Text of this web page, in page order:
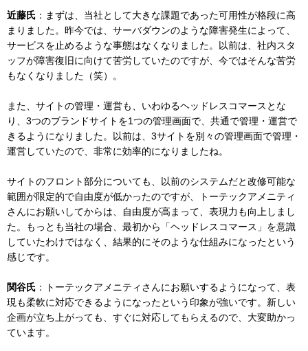
近藤氏 ：まずは、当社として大きな課題であった可用性が格段に高
まりました。昨今では、サーバダウンのような障害発生によって、
サービスを止めるような事態はなくなりました。以前は、社内スタ
ッフが障害復旧に向けて苦労していたのですが、今ではそんな苦労
もなくなりました（笑）。
また、サイトの管理・運営も、いわゆるヘッドレスコマースとな
り、3つのブランドサイトを1つの管理画面で、共通で管理・運営で
きるようになりました。以前は、3サイトを別々の管理画面で管理・
運営していたので、非常に効率的になりましたね。
サイトのフロント部分についても、以前のシステムだと改修可能な
範囲が限定的で自由度が低かったのですが、トーテックアメニティ
さんにお願いしてからは、自由度が高まって、表現力も向上しまし
た。もっとも当社の場合、最初から「ヘッドレスコマース」を意識
していたわけではなく、結果的にそのような仕組みになったという
感じです。
関谷氏 ：トーテックアメニティさんにお願いするようになって、表
現も柔軟に対応できるようになったという印象が強いです。新しい
企画が立ち上がっても、すぐに対応してもらえるので、大変助かっ
ています。